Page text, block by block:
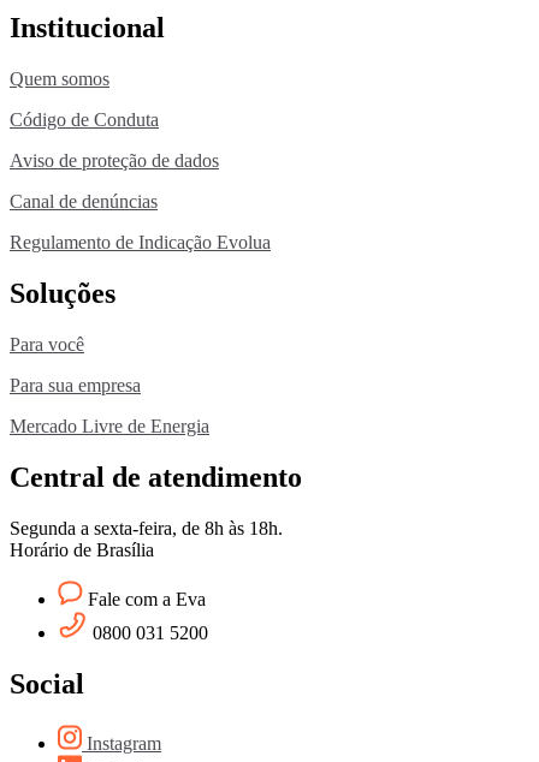
Institucional
Quem somos
Código de Conduta
Aviso de proteção de dados
Canal de denúncias
Regulamento de Indicação Evolua
Soluções
Para você
Para sua empresa
Mercado Livre de Energia
Central de atendimento
Segunda a sexta-feira, de 8h às 18h.
Horário de Brasília
Fale com a Eva
0800 031 5200
Social
Instagram